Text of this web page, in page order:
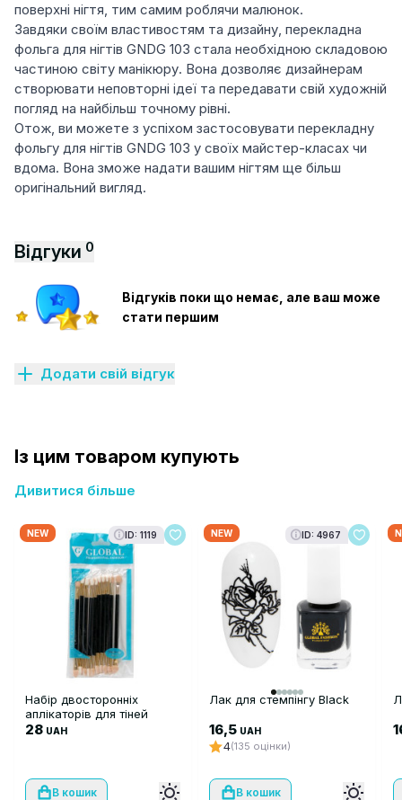
поверхні нігтя, тим самим роблячи малюнок.
Завдяки своїм властивостям та дизайну, перекладна
фольга для нігтів GNDG 103 стала необхідною складовою
частиною світу манікюру. Вона дозволяє дизайнерам
створювати неповторні ідеї та передавати свій художній
погляд на найбільш точному рівні.
Отож, ви можете з успіхом застосовувати перекладну
фольгу для нігтів GNDG 103 у своїх майстер-класах чи
вдома. Вона зможе надати вашим нігтям ще більш
оригінальний вигляд.
Відгуки 0
Відгуків поки що немає, але ваш може
стати першим
Додати свій відгук
Із цим товаром купують
Дивитися більше
NEW ID: 1119
Набір двосторонніх
аплікаторів для тіней
Global 10 шт
28 UAH
В кошик
NEW ID: 4967
Лак для стемпінгу Black
16,5 UAH
4(135 оцінки)
В кошик